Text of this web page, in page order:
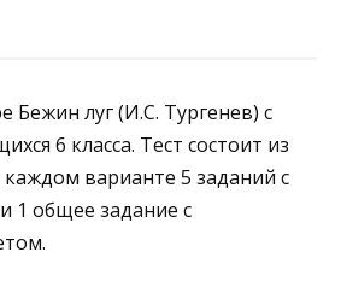
Бежин луг (И.С. Тургенев) с
6 класса. Тест состоит из
варианте 5 заданий с
1 общее задание с